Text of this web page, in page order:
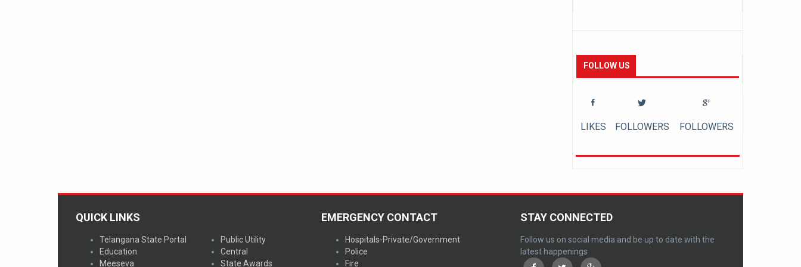
FOLLOW US
LIKES FOLLOWERS FOLLOWERS
QUICK LINKS
Telangana State Portal
Education
Meeseva
Public Utility
Central
State Awards
EMERGENCY CONTACT
Hospitals-Private/Government
Police
Fire
STAY CONNECTED
Follow us on social media and be up to date with the
latest happenings